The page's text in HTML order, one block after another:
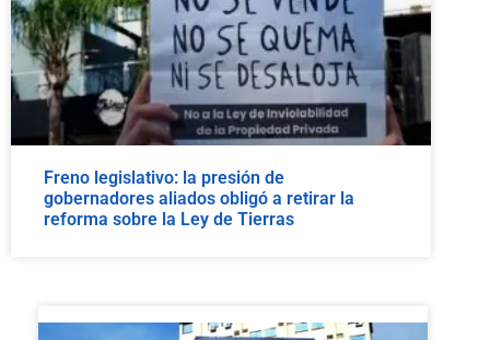
Freno legislativo: la presión de
gobernadores aliados obligó a retirar la
reforma sobre la Ley de Tierras